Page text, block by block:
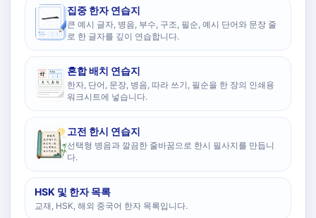
집중 한자 연습지
큰 예시 글자, 병음, 부수, 구조, 필순, 예시 단어와 문장 줄
로 한 글자를 깊이 연습합니다.
혼합 배치 연습지
한자, 단어, 문장, 병음, 따라 쓰기, 필순을 한 장의 인쇄용
워크시트에 넣습니다.
고전 한시 연습지
선택형 병음과 깔끔한 줄바꿈으로 한시 필사지를 만듭니
다.
HSK 및 한자 목록
교재, HSK, 해외 중국어 한자 목록입니다.